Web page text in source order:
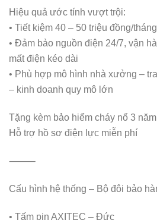
Hiệu quả ước tính vượt trội:
• Tiết kiệm 40 – 50 triệu đồng/
• Đảm bảo nguồn điện 24/7, vận
mất điện kéo dài
• Phù hợp mô hình nhà xưởng –
– kinh doanh quy mô lớn
Tặng kèm bảo hiểm cháy nổ 3 năm
Hỗ trợ hồ sơ điện lực miễn phí
⸻
Cấu hình hệ thống – Bộ đôi bảo
• Tấm pin AXITEC – Đức